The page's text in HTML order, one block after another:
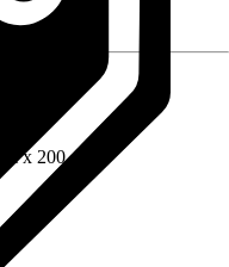
x 200 cm